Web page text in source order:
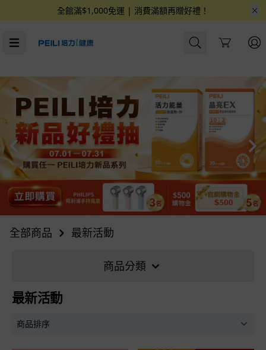
全館滿$1,000免運 | 消費滿額再贈好禮！
Cart
全部商品 最新活動
商品分類
最新活動